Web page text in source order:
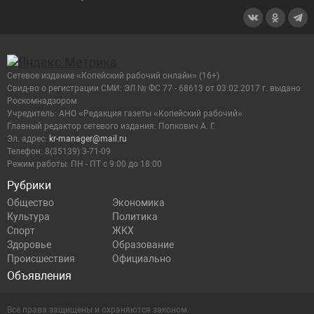
Рубрики
Общество
Экономика
Культура
Политика
Спорт
ЖКХ
Здоровье
Образование
Происшествия
Официально
Объявления
Сетевое издание «Копейский рабочий онлайн» (16+)
Cвид-во о регистрации СМИ: ЭЛ № ФС 77 - 68613 от 03.02.2017 г. выдано
Роскомнадзором
Учредитель: АНО «Редакция газеты «Копейский рабочий»
Главный редактор сетевого издания: Попкович А. Г.
Эл. адрес: kr-manager@mail.ru
Телефон: 8(35139) 3-71-09
Режим работы: ПН - ПТ с 9:00 до 18:00
Все права защищены и охраняются законом.